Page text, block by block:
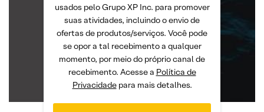
usados pelo Grupo XP Inc. para promover
suas atividades, incluindo o envio de
ofertas de produtos/serviços. Você pode
se opor a tal recebimento a qualquer
momento, por meio do próprio canal de
recebimento. Acesse a Política de
Privacidadepara mais detalhes.